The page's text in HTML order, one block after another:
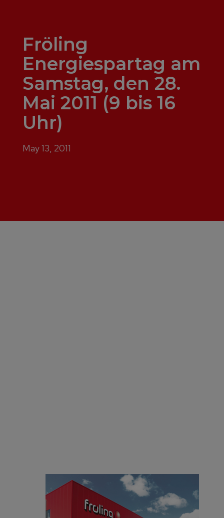
Fröling
Energiespartag am
Samstag, den 28.
Mai 2011 (9 bis 16
Uhr)
May 13, 2011